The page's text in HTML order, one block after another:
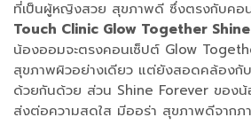
ที่เป็นผู้หญิงสวย สุขภาพดี ซึ่งตรงกับคอ
Touch Clinic Glow Together
น้องออมจะตรงคอนเซ็ปต์ Glow
สุขภาพผิวอย่างเดียว แต่ยังสอดคล้องกับ
ด้วยกันด้วย ส่วน Shine Forever ของน้
ส่งต่อความสดใส มีออร่า สุขภาพดีจากภ